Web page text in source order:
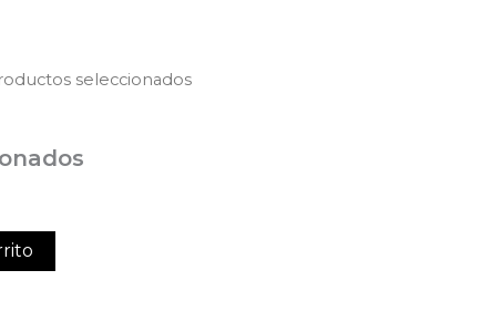
seleccionados